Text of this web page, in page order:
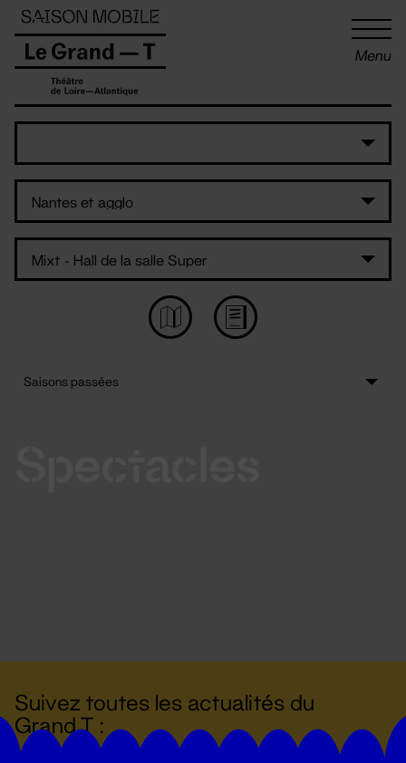
Menu
Suivez toutes les actualités du
Grand T :
Panneau de gestion des cookies